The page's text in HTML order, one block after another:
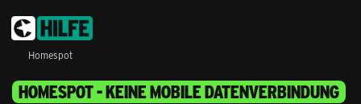
Homespot
HOMESPOT - KEINE MOBILE DATENVERBINDUNG